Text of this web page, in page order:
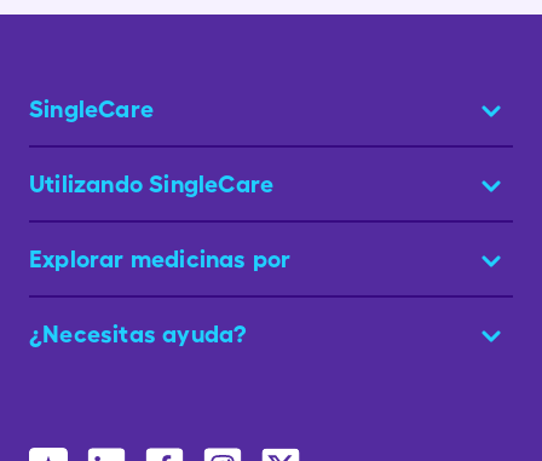
SingleCare
Utilizando SingleCare
Explorar medicinas por
¿Necesitas ayuda?